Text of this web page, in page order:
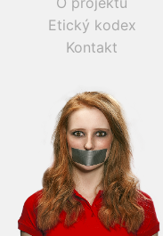
Etický kodex
Kontakt